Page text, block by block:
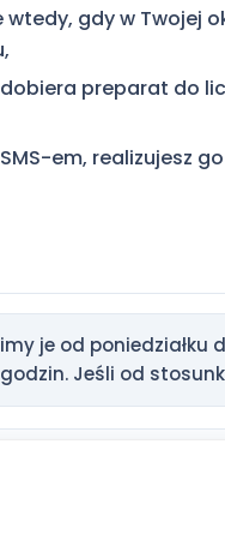
gdy w Twojej
preparat do
em, realizujesz
je od poniedziałku
Jeśli od